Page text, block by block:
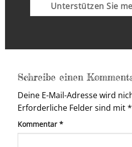
Unterstützen Sie
Schreibe einen
Deine E-Mail-Adresse wird
Erforderliche Felder sind mit*
Kommentar *